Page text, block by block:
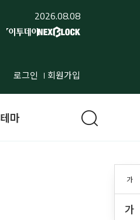
2026.08.08
로그인 회원가입
가
가
테마